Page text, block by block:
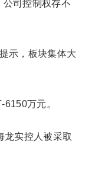
司控制权存不
示，板块集体大
万元。
龙实控人被采取